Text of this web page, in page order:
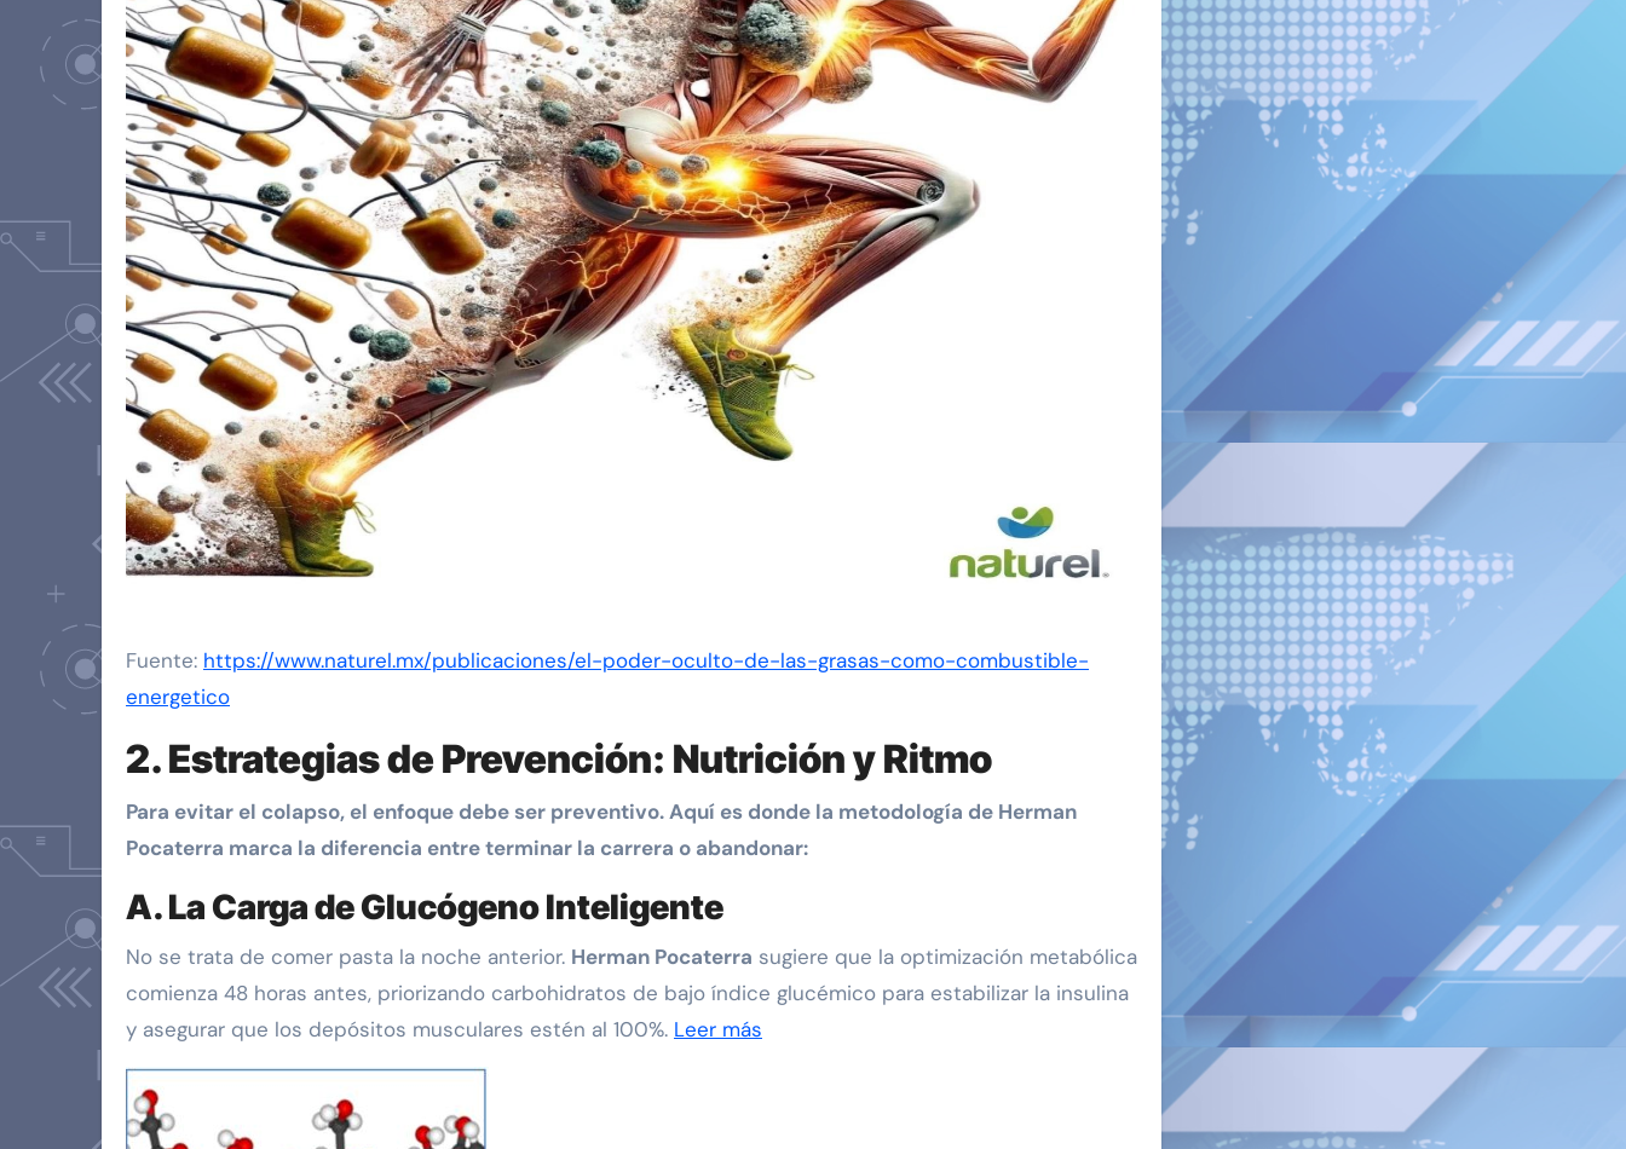
Fuente: https://www.naturel.mx/publicaciones/el-poder-oculto-de-las-grasas-como-combustible-
energetico
2. Estrategias de Prevención: Nutrición y Ritmo
Para evitar el colapso, el enfoque debe ser preventivo. Aquí es donde la metodología de Herman
Pocaterra marca la diferencia entre terminar la carrera o abandonar:
A. La Carga de Glucógeno Inteligente
No se trata de comer pasta la noche anterior. Herman Pocaterra sugiere que la optimización metabólica
comienza 48 horas antes, priorizando carbohidratos de bajo índice glucémico para estabilizar la insulina
y asegurar que los depósitos musculares estén al 100%. Leer más